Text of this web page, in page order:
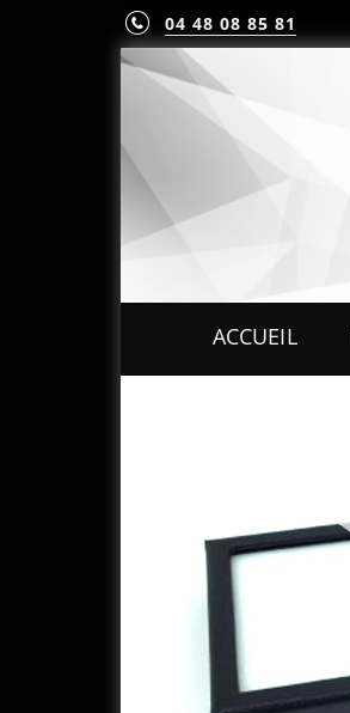
04 48 08 85 81
ACCUEIL